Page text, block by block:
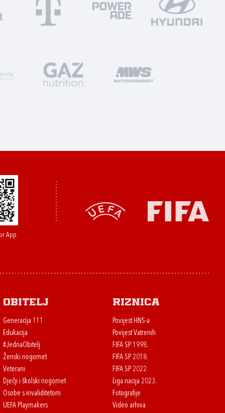
App
Obitelj
Generacija 111
Edukacija
#JednaObitelj
Ženski nogomet
Veterani
Dječji i školski nogomet
Osobe s invaliditetom
UEFA Playmakers
Riznica
Povijest HNS-a
Povijest Vatrenih
FIFA SP 1998.
FIFA SP 2018.
FIFA SP 2022.
Liga nacija 2023.
Fotografije
Video arhiva